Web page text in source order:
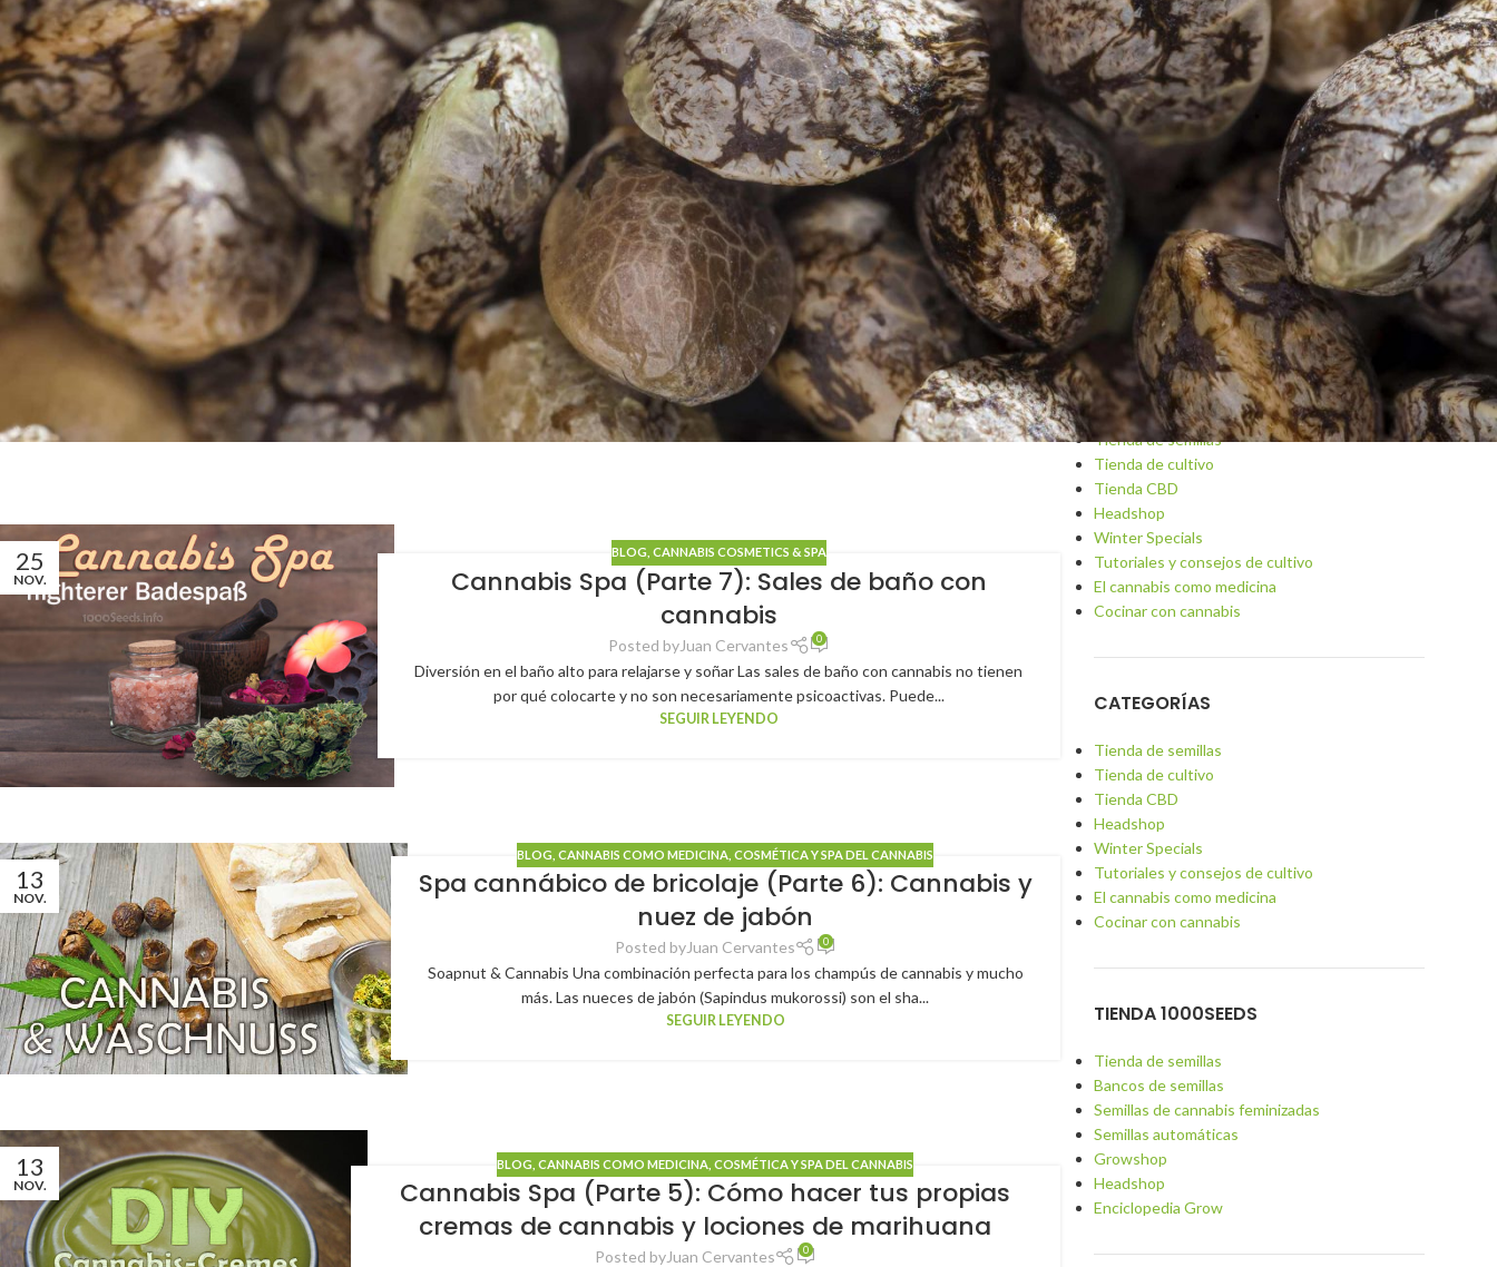
b
En nuestro blog CannabisCosmetics & Cannabis
Spa encontrarás todo tipo de datos interesantes sobre el bienestar del cannabis. Muchas recetas
estupendas para hacer tus propias cremas, ungüentos, lociones, aditivos para el baño y barras de loción con marihuana. Los temas se amplían
b
25
NOV.
BLOG CANNABIS COSMETICS & SPA
Cannabis Spa (Parte 7): Sales de baño con
cannabis
Posted byJuan Cervantes 0
Diversión en el baño alto para relajarse y soñar Las sales de baño con cannabis no tienen
por qué colocarte y no son necesariamente psicoactivas. Puede...
SEGUIR LEYENDO
13
NOV.
BLOG ,CANNABIS COMO MEDICINA ,COSMÉTICA Y SPA DEL CANNABIS
Spa cannábico de bricolaje (Parte 6): Cannabis y
nuez de jabón
Posted byJuan Cervantes 0
Soapnut & Cannabis Una combinación perfecta para los champús de cannabis y mucho
más. Las nueces de jabón (Sapindus mukorossi) son el sha...
SEGUIR LEYENDO
13
NOV.
BLOG ,CANNABIS COMO MEDICINA ,COSMÉTICA Y SPA DEL CANNABIS
Cannabis Spa (Parte 5): Cómo hacer tus propias
cremas de cannabis y lociones de marihuana
Posted byJuan Cervantes 0
Blog
Cannabis A-Z
El cannabis como medicina
Cannabis Cosmetics & Spa
Recetas con cannabis
Dips y salsas
Preguntas y respuestas
Bebidas y cócteles con cannabis
Growing
Recetas básicas y consejos
Hidroponía
Aperitivos y platos principales
Reseñas de variedades y cepas
Dulces y pasteles
Tienda de semillas
Tienda de cultivo
Tienda CBD
Headshop
Winter Specials
Tutoriales y consejos de cultivo
El cannabis como medicina
Cocinar con cannabis
CATEGORÍAS
Tienda de semillas
Tienda de cultivo
Tienda CBD
Headshop
Winter Specials
Tutoriales y consejos de cultivo
El cannabis como medicina
Cocinar con cannabis
TIENDA 1000SEEDS
Tienda de semillas
Bancos de semillas
Semillas de cannabis feminizadas
Semillas automáticas
Growshop
Headshop
Enciclopedia Grow